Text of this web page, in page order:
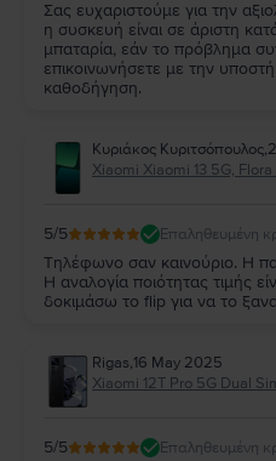
Σας ευχαριστούμε για την
η συσκευή είναι σε άριστη
μπαταρία, εάν το πρόβλημα
επικοινωνήσετε με την
καθοδήγηση.
Κυριάκος Κυριτσόπουλος,
Xiaomi Xiaomi 13 5G,
5/5 Επαληθευμένη
Τηλέφωνο σαν καινούριο. Η
Η αναλογία ποιότητας τιμής
δοκιμάσω το flip για να το
Rigas,16 May 2025
Xiaomi 12T Pro 5G Dual
5/5 Επαληθευμένη